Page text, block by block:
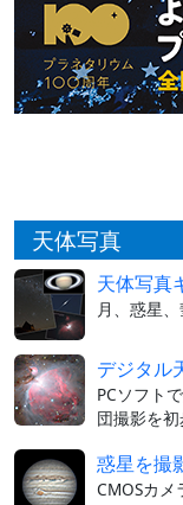
天体写真
天体写真
月、惑星
デジタル
PCソフト
団撮影を
惑星を撮
CMOSカ